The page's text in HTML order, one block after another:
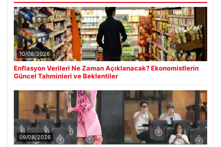
10/08/2026
Enflasyon Verileri Ne Zaman Açıklanacak? Ekonomistlerin
Güncel Tahminleri ve Beklentiler
09/08/2026